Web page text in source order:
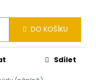
DO KOŠÍKU
Sdílet